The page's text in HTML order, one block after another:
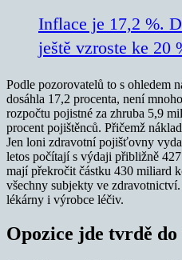
Inflace je 17,2 %.
ještě vzroste ke 20
Podle pozorovatelů to s ohledem
dosáhla 17,2 procenta, není
rozpočtu pojistné za zhruba 5,9
procent pojištěnců. Přičemž
Jen loni zdravotní pojišťovny
letos počítají s výdaji přibližně
mají překročit částku 430 miliard
všechny subjekty ve
lékárny i výrobce léčiv.
Opozice jde tvrdě